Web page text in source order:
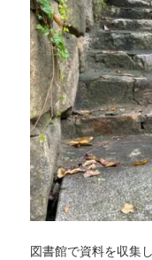
図書館で資料を収集